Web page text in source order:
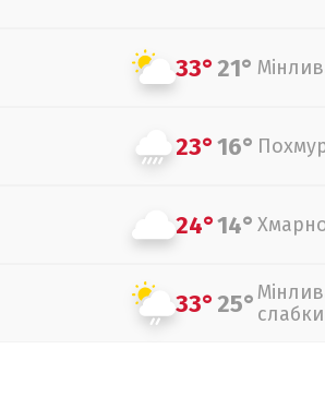
33°21°
23°16°
24°14°
33°25°